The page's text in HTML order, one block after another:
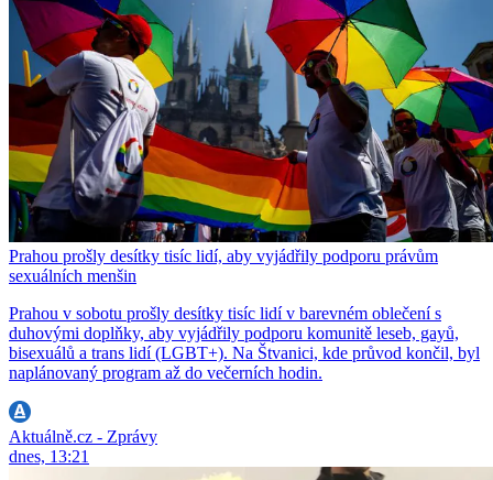
Prahou prošly desítky tisíc lidí, aby vyjádřily podporu právům
sexuálních menšin
Prahou v sobotu prošly desítky tisíc lidí v barevném oblečení s
duhovými doplňky, aby vyjádřily podporu komunitě leseb, gayů,
bisexuálů a trans lidí (LGBT+). Na Štvanici, kde průvod končil, byl
naplánovaný program až do večerních hodin.
Aktuálně.cz - Zprávy
dnes, 13:21